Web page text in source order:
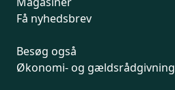
Få nyhedsbrev
Besøg også
Økonomi- og gældsrådgivning